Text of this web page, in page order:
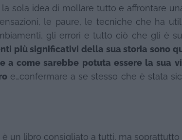
sola idea di mollare tutto e affrontare
le paure, le tecniche che ha
gli errori e tutto ciò che gli è
più significativi della sua storia sono
come sarebbe potuta essere la sua
e…confermare a se stesso che è stata
è un libro consigliato a tutti, ma soprattutto